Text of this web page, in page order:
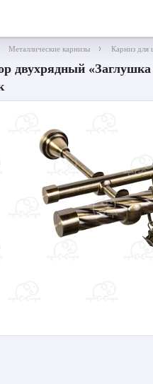
Металлические карнизы Карниз для
двухрядный «Заглушка